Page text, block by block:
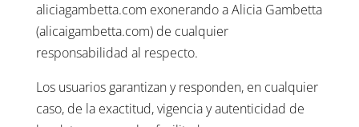
aliciagambetta.com exonerando a Alicia Gambetta
(alicaigambetta.com) de cualquier
responsabilidad al respecto.
Los usuarios garantizan y responden, en cualquier
caso, de la exactitud, vigencia y autenticidad de